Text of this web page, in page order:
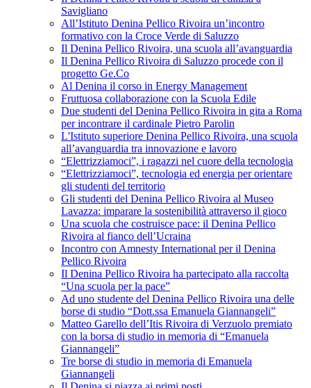
Savigliano
All’Istituto Denina Pellico Rivoira un’incontro
formativo con la Croce Verde di Saluzzo
Il Denina Pellico Rivoira, una scuola all’avanguardia
Il Denina Pellico Rivoira di Saluzzo procede con il
progetto Ge.Co
Al Denina il corso in Energy Management
Fruttuosa collaborazione con la Scuola Edile
Due studenti del Denina Pellico Rivoira in gita a Roma
per incontrare il cardinale Pietro Parolin
L'Istituto superiore Denina Pellico Rivoira, una scuola
all’avanguardia tra innovazione e lavoro
“Elettrizziamoci”, i ragazzi nel cuore della tecnologia
“Elettrizziamoci”, tecnologia ed energia per orientare
gli studenti del territorio
Gli studenti del Denina Pellico Rivoira al Museo
Lavazza: imparare la sostenibilità attraverso il gioco
Una scuola che costruisce pace: il Denina Pellico
Rivoira al fianco dell’Ucraina
Incontro con Amnesty International per il Denina
Pellico Rivoira
Il Denina Pellico Rivoira ha partecipato alla raccolta
“Una scuola per la pace”
Ad uno studente del Denina Pellico Rivoira una delle
borse di studio “Dott.ssa Emanuela Giannangeli”
Matteo Garello dell’Itis Rivoira di Verzuolo premiato
con la borsa di studio in memoria di “Emanuela
Giannangeli”
Tre borse di studio in memoria di Emanuela
Giannangeli